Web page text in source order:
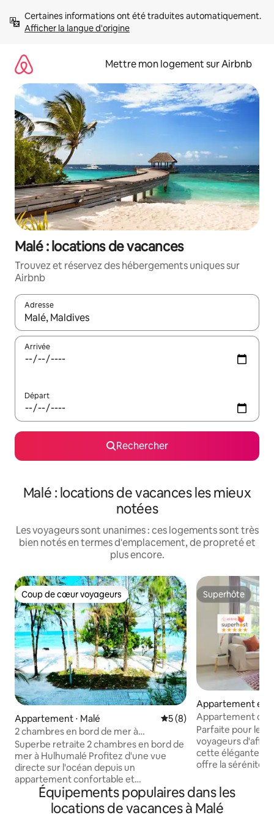
directement
Afficher la langue d'origine
Mettre mon logement sur Airbnb
Malé : locations de vacances
Trouvez et réservez des hébergements uniques sur
Airbnb
Adresse
Lorsque les résultats s'affichent, utilisez les flèches vers le
Arrivée
Départ
Rechercher
Malé : locations de vacances les mieux
notées
Les voyageurs sont unanimes : ces logements sont très
bien notés en termes d'emplacement, de propreté et
plus encore.
Coup de cœur voyageurs
Coup de cœur voyageurs
Appartement ⋅ Malé Évaluation moyenne sur
5 (8)
2 chambres en bord de mer à
Hulhumalé : confortable et entièrement
équipé
Superbe retraite 2 chambres en bord de
mer à Hulhumalé Profitez d'une vue
directe sur l'océan depuis un
appartement confortable et
entièrement équipé, à seulement
15 minutes de l'aéroport. Idéal pour les
familles et les professionnels, avec un
Superhôte
Superhôte
Appartement en
⋅ Hulhumalé
Appartement
chambre près de
sur l'océan
Parfaite pour les
voyageurs
cette élégante
offre la sérénité à
Détendez-vous
spacieux et
détente. Profitez d'une cuisine
Équipements populaires dans les
locations de vacances à Malé